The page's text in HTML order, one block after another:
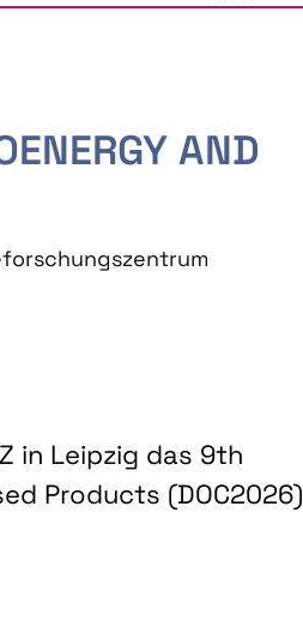
AND
in Leipzig das 9th
Products (DOC2026)
BIOBASED PRODUCTS